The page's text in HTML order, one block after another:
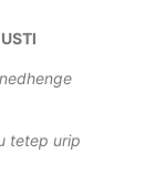
tetep urip